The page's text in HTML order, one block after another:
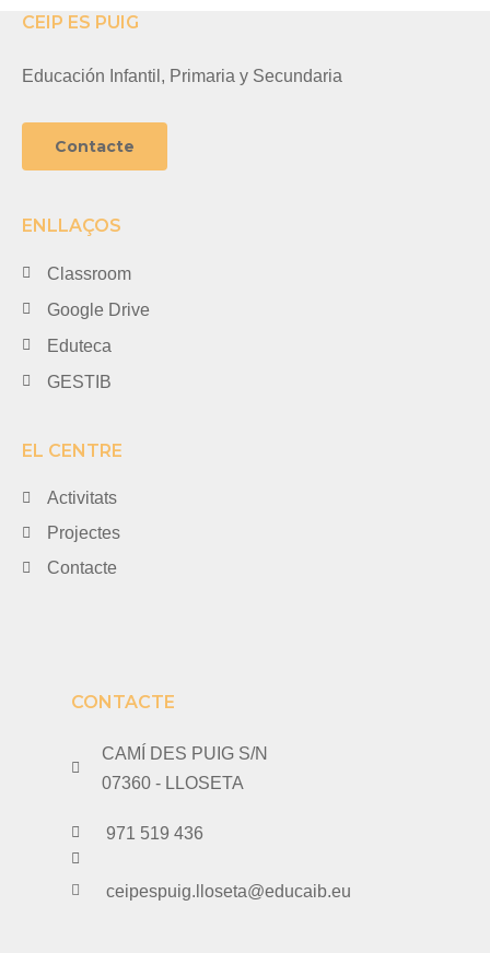
CEIP ES PUIG
Educación Infantil, Primaria y Secundaria
Contacte
ENLLAÇOS
Classroom
Google Drive
Eduteca
GESTIB
EL CENTRE
Activitats
Projectes
Contacte
CONTACTE
CAMÍ DES PUIG S/N
07360 - LLOSETA
971 519 436
ceipespuig.lloseta@educaib.eu